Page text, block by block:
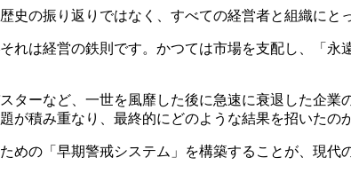
史の振り返りではなく、すべての経営者と組織にと
れは経営の鉄則です。かつては市場を支配し、「
ターなど、一世を風靡した後に急速に衰退した企
が積み重なり、最終的にどのような結果を招いたの
めの「早期警戒システム」を構築することが、現代